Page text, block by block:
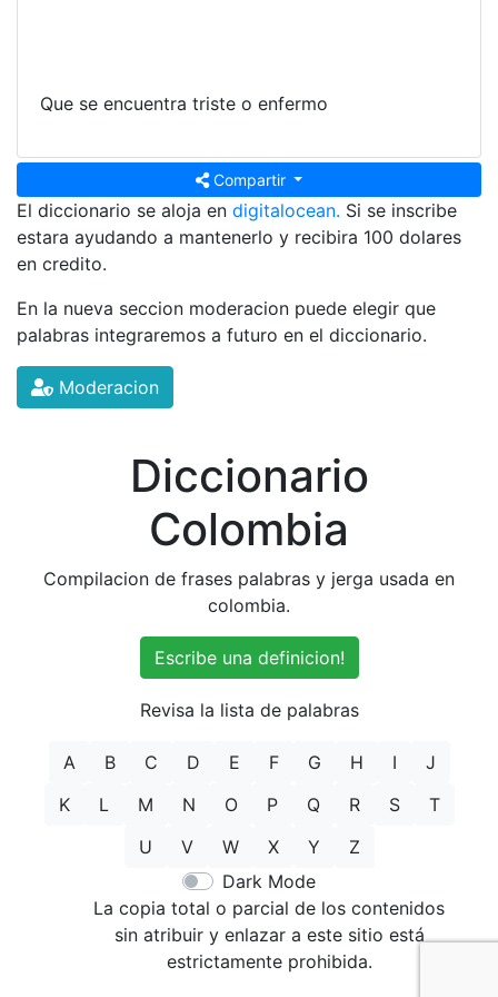
Que se encuentra triste o enfermo
Compartir
El diccionario se aloja en digitalocean. Si se inscribe
estara ayudando a mantenerlo y recibira 100 dolares
en credito.
En la nueva seccion moderacion puede elegir que
palabras integraremos a futuro en el diccionario.
Moderacion
Diccionario
Colombia
Compilacion de frases palabras y jerga usada en
colombia.
Escribe una definicion!
Revisa la lista de palabras
A B C D E F G H I
J
K
L M N O P Q R S
T
U
V W X Y
Z
Dark Mode
La copia total o parcial de los contenidos
sin atribuir y enlazar a este sitio está
estrictamente prohibida.